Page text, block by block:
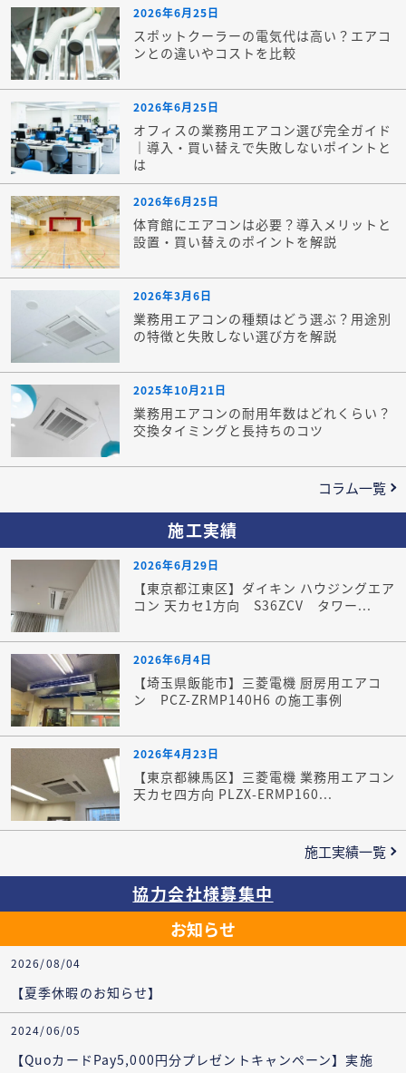
2026年6月25日
スポットクーラーの電気代は高い？エアコ
ンとの違いやコストを比較
2026年6月25日
オフィスの業務用エアコン選び完全ガイド
｜導入・買い替えで失敗しないポイントと
は
2026年6月25日
体育館にエアコンは必要？導入メリットと
設置・買い替えのポイントを解説
2026年3月6日
業務用エアコンの種類はどう選ぶ？用途別
の特徴と失敗しない選び方を解説
2025年10月21日
業務用エアコンの耐用年数はどれくらい？
交換タイミングと長持ちのコツ
コラム一覧
施工実績
2026年6月29日
【東京都江東区】ダイキン ハウジングエア
コン 天カセ1方向 S36ZCV タワー...
2026年6月4日
【埼玉県飯能市】三菱電機 厨房用エアコ
ン PCZ-ZRMP140H6 の施工事例
2026年4月23日
【東京都練馬区】三菱電機 業務用エアコン
天カセ四方向 PLZX-ERMP160...
施工実績一覧
協力会社様募集中
お知らせ
2026/08/04
【夏季休暇のお知らせ】
2024/06/05
【QuoカードPay5,000円分プレゼントキャンペーン】実施